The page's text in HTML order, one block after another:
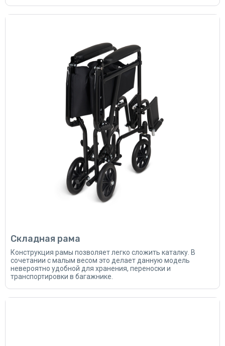
Складная рама
Конструкция рамы позволяет легко сложить каталку. В
сочетании с малым весом это делает данную модель
невероятно удобной для хранения, переноски и
транспортировки в багажнике.